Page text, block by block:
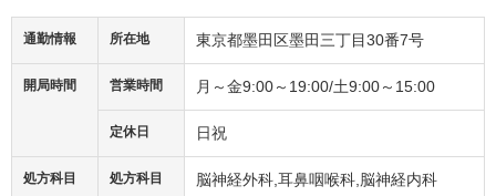
通勤情報 所在地 東京都墨田区墨田三丁目30番7号
開局時間 営業時間 月～金9:00～19:00/土9:00～15:00
定休日 日祝
処方科目 処方科目 脳神経外科,耳鼻咽喉科,脳神経内科